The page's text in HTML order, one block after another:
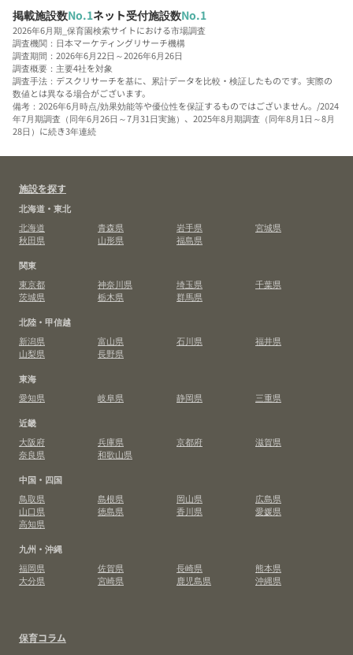
掲載施設数No.1ネット受付施設数No.1
2026年6月期_保育園検索サイトにおける市場調査
調査機関：日本マーケティングリサーチ機構
調査期間：2026年6月22日～2026年6月26日
調査概要：主要4社を対象
調査手法：デスクリサーチを基に、累計データを比較・検証したものです。実際の
数値とは異なる場合がございます。
備考：2026年6月時点/効果効能等や優位性を保証するものではございません。/2024
年7月期調査（同年6月26日～7月31日実施）、2025年8月期調査（同年8月1日～8月
28日）に続き3年連続
施設を探す
北海道・東北
北海道
青森県 岩手県
宮城県
秋田県
山形県
福島県
関東
東京都
神奈川県 埼玉県
千葉県
茨城県
栃木県
群馬県
北陸・甲信越
新潟県
富山県 石川県
福井県
山梨県
長野県
東海
愛知県
岐阜県 静岡県
三重県
近畿
大阪府
兵庫県 京都府
滋賀県
奈良県
和歌山県
中国・四国
鳥取県
島根県 岡山県
広島県
山口県
徳島県 香川県
愛媛県
高知県
九州・沖縄
福岡県
佐賀県 長崎県
熊本県
大分県
宮崎県 鹿児島県 沖縄県
保育コラム